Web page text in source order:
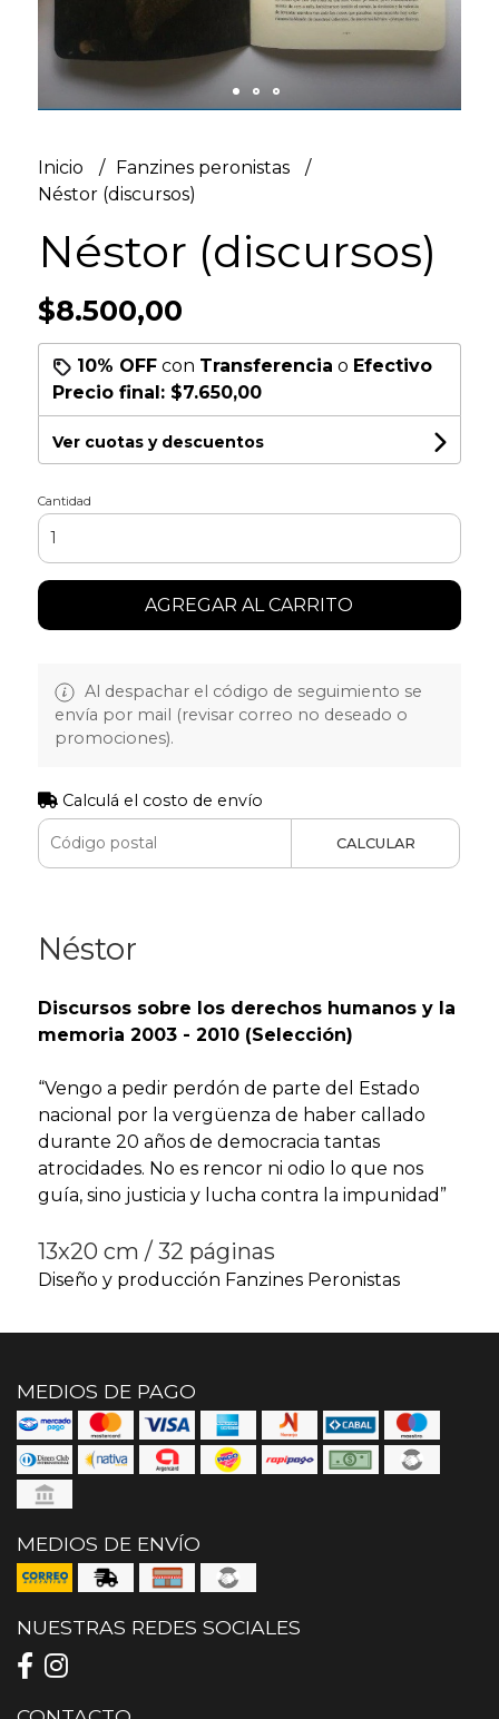
Inicio
Fanzines peronistas
Néstor (discursos)
Néstor (discursos)
$8.500,00
10% OFFcon Transferencia o Efectivo
Precio final: $7.650,00
Ver cuotas y descuentos
Cantidad
AGREGAR AL CARRITO
Al despachar el código de seguimiento se
envía por mail (revisar correo no deseado o
promociones).
Calculá el costo de envío
CALCULAR
Néstor
Discursos sobre los derechos humanos y la
memoria 2003 - 2010 (Selección)
“Vengo a pedir perdón de parte del Estado
nacional por la vergüenza de haber callado
durante 20 años de democracia tantas
atrocidades. No es rencor ni odio lo que nos
guía, sino justicia y lucha contra la impunidad”
13x20 cm / 32 páginas
Diseño y producción Fanzines Peronistas
MEDIOS DE PAGO
MEDIOS DE ENVÍO
NUESTRAS REDES SOCIALES